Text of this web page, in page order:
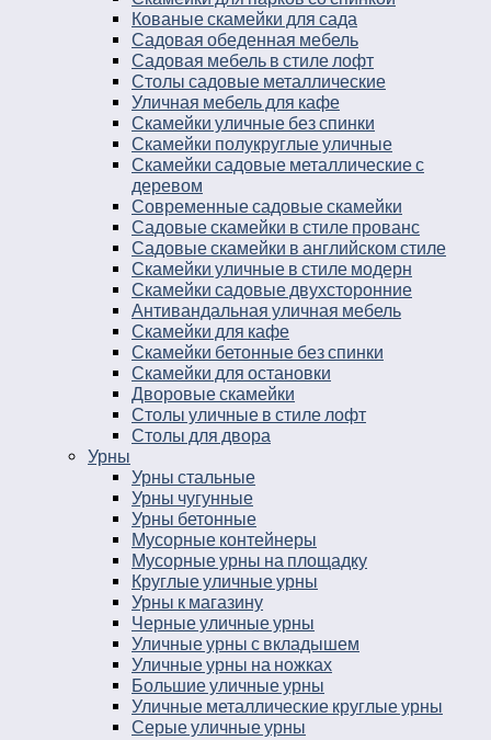
Кованые скамейки для сада
Садовая обеденная мебель
Садовая мебель в стиле лофт
Столы садовые металлические
Уличная мебель для кафе
Скамейки уличные без спинки
Скамейки полукруглые уличные
Скамейки садовые металлические с
деревом
Современные садовые скамейки
Садовые скамейки в стиле прованс
Садовые скамейки в английском стиле
Скамейки уличные в стиле модерн
Скамейки садовые двухсторонние
Антивандальная уличная мебель
Скамейки для кафе
Скамейки бетонные без спинки
Скамейки для остановки
Дворовые скамейки
Столы уличные в стиле лофт
Столы для двора
Урны
Урны стальные
Урны чугунные
Урны бетонные
Мусорные контейнеры
Мусорные урны на площадку
Круглые уличные урны
Урны к магазину
Черные уличные урны
Уличные урны с вкладышем
Уличные урны на ножках
Большие уличные урны
Уличные металлические круглые урны
Серые уличные урны